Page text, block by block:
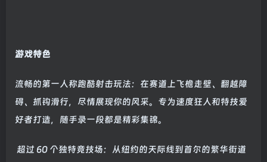
游戏特色
流畅的第一人称跑酷射击玩法：在赛道上飞檐走壁、翻越障
碍、抓钩滑行，尽情展现你的风采。专为速度狂人和特技爱
好者打造，随手录一段都是精彩集锦。
超过 60 个独特竞技场：从纽约的天际线到首尔的繁华街道